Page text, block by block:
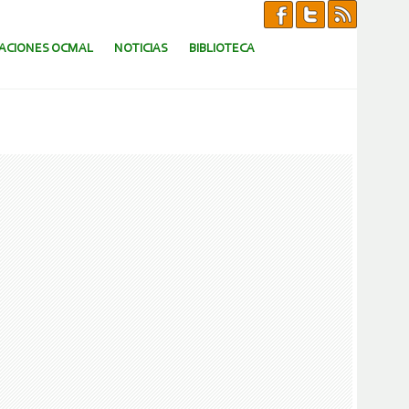
OCMAL NOTICIAS BIBLIOTECA